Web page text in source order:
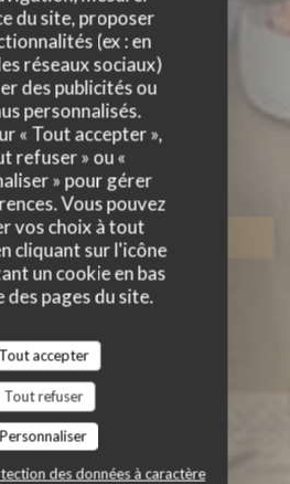
du site, proposer
(ex : en
réseaux sociaux)
des publicités ou
personnalisés.
« Tout accepter »,
refuser » ou «
» pour gérer
Vous pouvez
vos choix à tout
cliquant sur l'icône
un cookie en bas
des pages du site.
Tout accepter
Tout refuser
Personnaliser
des données à caractère
GASTRONOMIQUE
RÉSERVER